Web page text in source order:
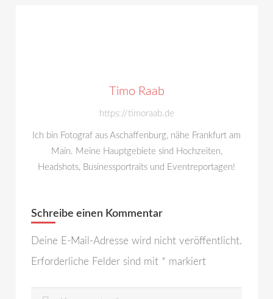
Timo Raab
https://timoraab.de
Ich bin Fotograf aus Aschaffenburg, nähe Frankfurt am
Main. Meine Hauptgebiete sind Hochzeiten,
Headshots, Businessportraits und Eventreportagen!
Schreibe einen Kommentar
Deine E-Mail-Adresse wird nicht veröffentlicht.
Erforderliche Felder sind mit * markiert